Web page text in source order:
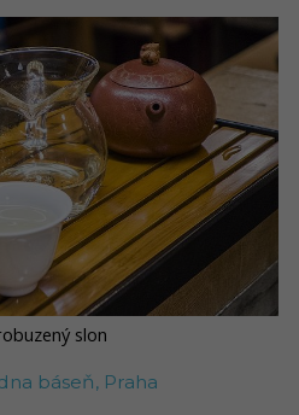
slon
báseň, Praha